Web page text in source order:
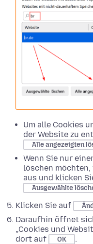
Um alle Cookies
der Website zu
Alle angezeigten
Wenn Sie nur
löschen möchten,
aus und klicken
Ausgewählte
Klicken Sie auf
Daraufhin öffnet
„Cookies und
dort auf
OK
.